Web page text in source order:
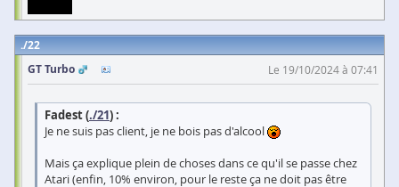
22
GT Turbo
Le 19/10/2024 à 07:41
Fadest (./21) :
Je ne suis pas client, je ne bois pas d'alcool
Mais ça explique plein de choses dans ce qu'il se passe chez
Atari (enfin, 10% environ, pour le reste ça ne doit pas être